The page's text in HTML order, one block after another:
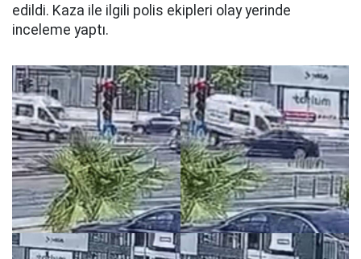
edildi. Kaza ile ilgili polis ekipleri olay yerinde
inceleme yaptı.